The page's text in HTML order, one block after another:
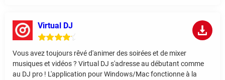
Virtual DJ
Vous avez toujours rêvé d'animer des soirées et de mixer
musiques et vidéos ? Virtual DJ s'adresse au débutant comme
au DJ pro ! L'application pour Windows/Mac fonctionne à la